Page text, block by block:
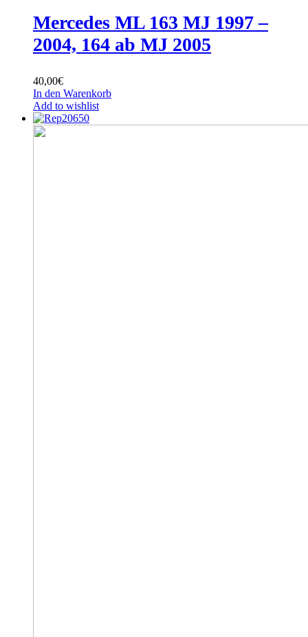
Mercedes ML 163 MJ 1997 –
2004, 164 ab MJ 2005
40,00€
In den Warenkorb
Add to wishlist